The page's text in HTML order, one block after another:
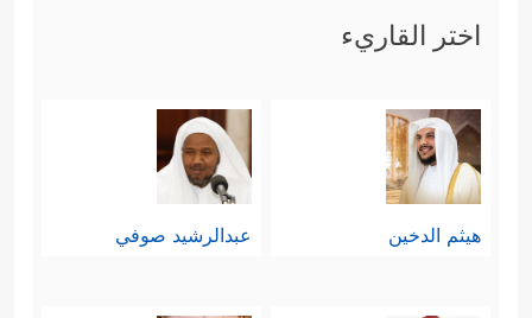
إنَّ القرآن حينما يقول:﴿یَــٰۤـأَیُّهَا ٱلۡكَـٰفِرُونَ﴾
[الكافرون: 1] ﴿یَــٰۤـأَیُّهَا ٱلَّذِینَ كَفَرُواْ﴾
اختر القاريء
هيثم الدخين عبدالرشيد صوفي